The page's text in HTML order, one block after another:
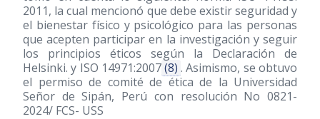
2011, la cual mencionó que debe existir seguridad y
el bienestar físico y psicológico para las personas
que acepten participar en la investigación y seguir
los principios éticos según la Declaración de
Helsinki. y ISO 14971:2007(8) . Asimismo, se obtuvo
el permiso de comité de ética de la Universidad
Señor de Sipán, Perú con resolución No 0821-
2024/ FCS- USS